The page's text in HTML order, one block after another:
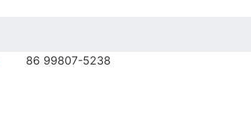
86 99807-5238